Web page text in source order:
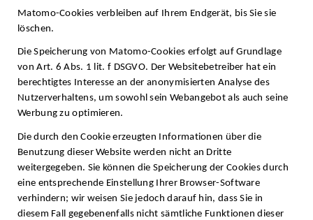
Matomo-Cookies verbleiben auf Ihrem Endgerät, bis Sie sie
löschen.
Die Speicherung von Matomo-Cookies erfolgt auf Grundlage
von Art. 6 Abs. 1 lit. f DSGVO. Der Websitebetreiber hat ein
berechtigtes Interesse an der anonymisierten Analyse des
Nutzerverhaltens, um sowohl sein Webangebot als auch seine
Werbung zu optimieren.
Die durch den Cookie erzeugten Informationen über die
Benutzung dieser Website werden nicht an Dritte
weitergegeben. Sie können die Speicherung der Cookies durch
eine entsprechende Einstellung Ihrer Browser-Software
verhindern; wir weisen Sie jedoch darauf hin, dass Sie in
diesem Fall gegebenenfalls nicht sämtliche Funktionen dieser